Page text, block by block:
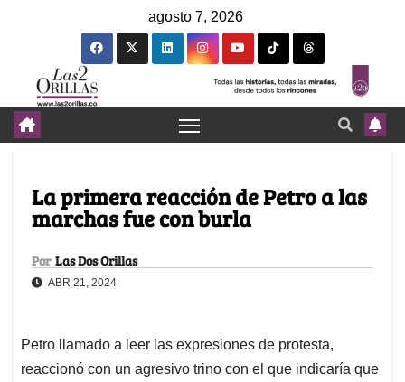
agosto 7, 2026
La primera reacción de Petro a las
marchas fue con burla
Por Las Dos Orillas
ABR 21, 2024
Petro llamado a leer las expresiones de protesta,
reaccionó con un agresivo trino con el que indicaría que